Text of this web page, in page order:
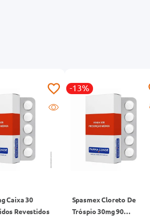
Caixa 30
Revestidos
-13%
Spasmex Cloreto De
Tróspio 30mg 90